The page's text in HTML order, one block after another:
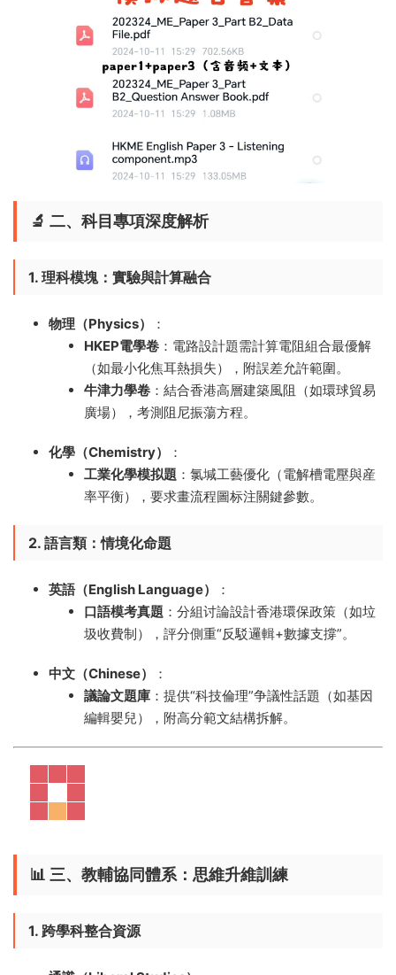
🔬 ​ 二、科目專項深度解析
1. 理科模塊：實驗與計算融合
物理（Physics）​
​：
HKEP電學卷 ​：電路設計題需計算電阻組合最優解
（如最小化焦耳熱損失），附誤差允許範圍。
牛津力學卷 ​：結合香港高層建築風阻（如環球貿易
廣場），考測阻尼振蕩方程。
化學（Chemistry）​
​：
工業化學模拟題 ​：氯堿工藝優化（電解槽電壓與産
率平衡），要求畫流程圖标注關鍵參數。
2. 語言類：情境化命題
英語（English Language）​
​：
口語模考真題 ​：分組讨論設計香港環保政策（如垃
圾收費制），評分側重“反駁邏輯+數據支撐”。
中文（Chinese）​
​：
議論文題庫 ​：提供“科技倫理”争議性話題（如基因
編輯嬰兒），附高分範文結構拆解。
📊 ​ 三、教輔協同體系：思維升維訓練
1. 跨學科整合資源